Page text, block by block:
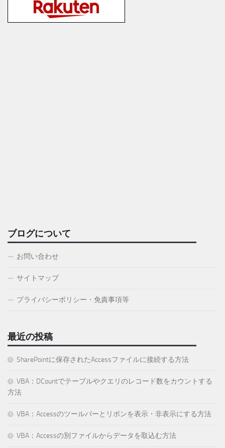
ブログについて
お問い合わせ
サイトマップ
プライバシーポリシー・免責事項等
最近の投稿
SharePointに保存されたAccessファイルに接続する方法
VBA：DCountでテーブルやクエリのレコード数をカウントする
方法
VBA：Accessのツールバーとリボンを表示・非表示にする方法
VBA：Accessの別ファイルからデータを取込む方法